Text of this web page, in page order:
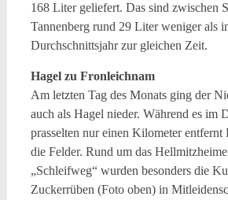
168 Liter geliefert. Das sind zwischen
Tannenberg rund 29 Liter weniger als
Durchschnittsjahr zur gleichen Zeit.
Hagel zu Fronleichnam
Am letzten Tag des Monats ging der
auch als Hagel nieder. Während es im
prasselten nur einen Kilometer entfernt
die Felder. Rund um das
„Schleifweg“ wurden besonders die
Zuckerrüben (Foto oben) in